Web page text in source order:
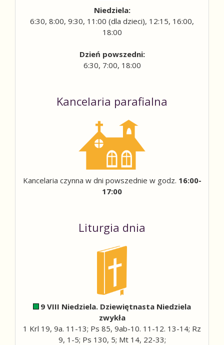
Niedziela:
6:30, 8:00, 9:30, 11:00 (dla dzieci), 12:15, 16:00,
18:00
Dzień powszedni:
6:30, 7:00, 18:00
Kancelaria parafialna
Kancelaria czynna w dni powszednie w godz. 16:00-
17:00
Liturgia dnia
9 VIII Niedziela. Dziewiętnasta Niedziela
zwykła
1 Krl 19, 9a. 11-13; Ps 85, 9ab-10. 11-12. 13-14; Rz
9, 1-5; Ps 130, 5; Mt 14, 22-33;